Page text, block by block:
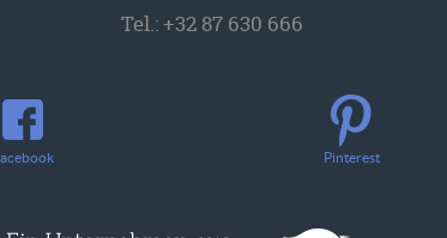
Tel.:+32 87 630 666
Pinterest